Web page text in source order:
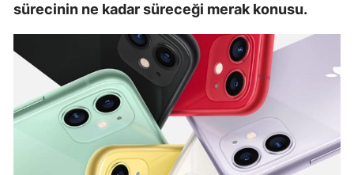
sürecinin ne kadar süreceği merak konusu.